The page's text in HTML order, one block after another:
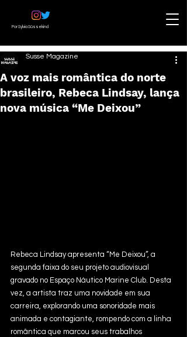
Por Sylvia Süssekind
A voz mais romântica do norte
brasileiro, Rebeca Lindsay, lança
nova música “Me Deixou”
Susse Magazine
Rebeca Lindsay apresenta “Me Deixou”, a
segunda faixa do seu projeto audiovisual
gravado no Espaço Náutico Marine Club. Desta
vez, a artista traz uma novidade em sua
carreira, explorando uma sonoridade mais
animada e contagiante, rompendo com a linha
romântica que marcou seus trabalhos